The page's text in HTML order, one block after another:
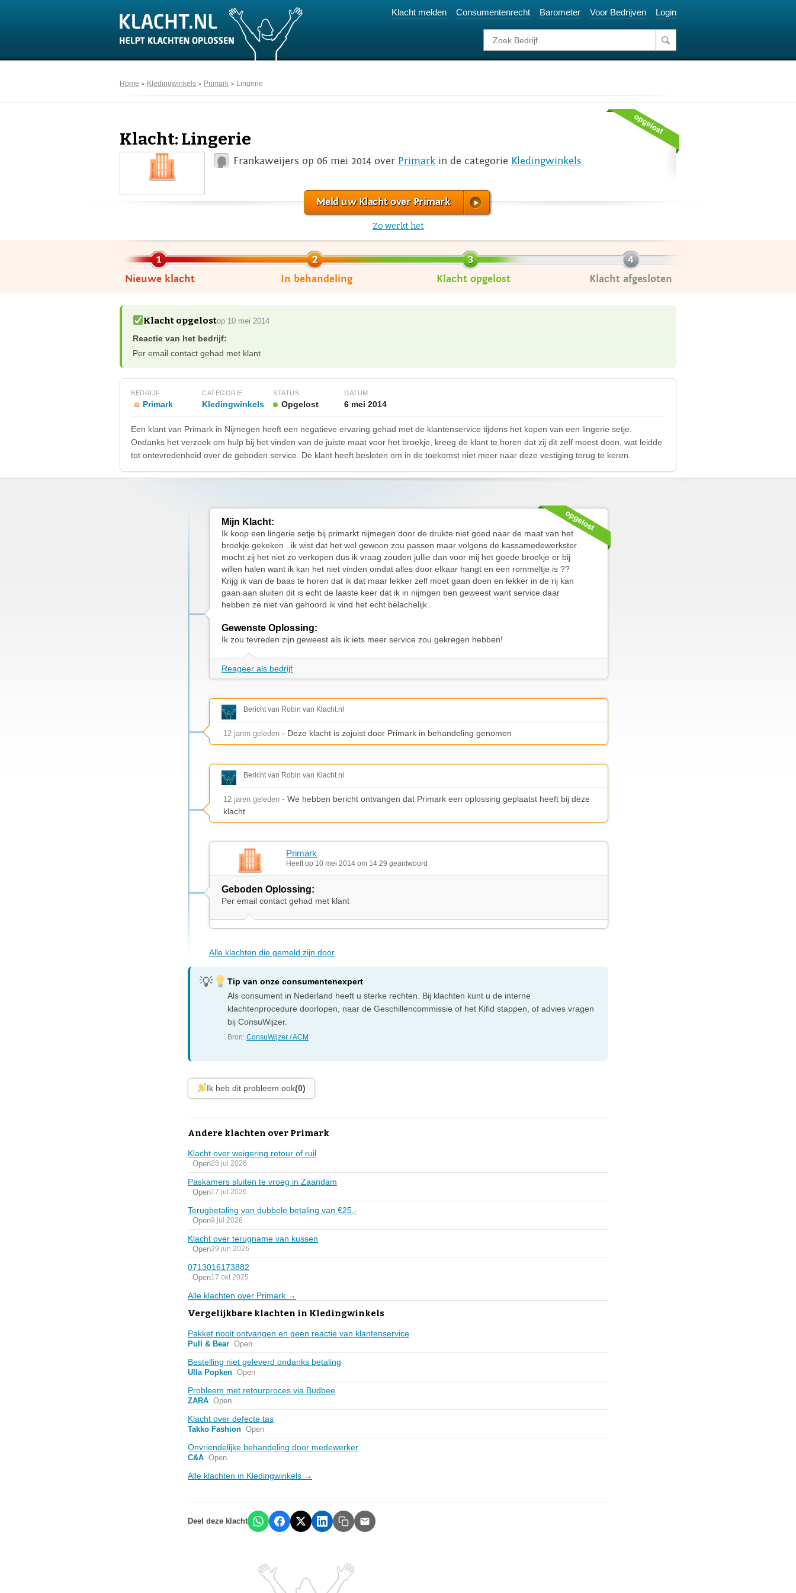
Klacht melden Consumentenrecht Barometer Voor Bedrijven Login
Home Kledingwinkels Primark Lingerie
Klacht: Lingerie
Frankaweijers op 06 mei 2014 over Primark in de categorie Kledingwinkels
Meld uw Klacht over Primark
Zo werkt het
Nieuwe klacht In behandeling Klacht opgelost Klacht afgesloten
Klacht opgelostop 10 mei 2014
Reactie van het bedrijf:
Per email contact gehad met klant
BEDRIJF
Primark
CATEGORIE
Kledingwinkels
STATUS
Opgelost
DATUM
6 mei 2014
Een klant van Primark in Nijmegen heeft een negatieve ervaring gehad met de klantenservice tijdens het kopen van een lingerie setje.
Ondanks het verzoek om hulp bij het vinden van de juiste maat voor het broekje, kreeg de klant te horen dat zij dit zelf moest doen, wat leidde
tot ontevredenheid over de geboden service. De klant heeft besloten om in de toekomst niet meer naar deze vestiging terug te keren.
Mijn Klacht:
Ik koop een lingerie setje bij primarkt nijmegen door de drukte niet goed naar de maat van het
broekje gekeken ..ik wist dat het wel gewoon zou passen maar volgens de kassamedewerkster
mocht zij het niet zo verkopen dus ik vraag zouden jullie dan voor mij het goede broekje er bij
willen halen want ik kan het niet vinden omdat alles door elkaar hangt en een rommeltje is ??
Krijg ik van de baas te horen dat ik dat maar lekker zelf moet gaan doen en lekker in de rij kan
gaan aan sluiten dit is echt de laaste keer dat ik in nijmgen ben geweest want service daar
hebben ze niet van gehoord ik vind het echt belachelijk .
Gewenste Oplossing:
Ik zou tevreden zijn geweest als ik iets meer service zou gekregen hebben!
Reageer als bedrijf
Bericht van Robin van Klacht.nl
12 jaren geleden - Deze klacht is zojuist door Primark in behandeling genomen
Bericht van Robin van Klacht.nl
12 jaren geleden - We hebben bericht ontvangen dat Primark een oplossing geplaatst heeft bij deze
klacht
Primark
Heeft op 10 mei 2014 om 14:29 geantwoord
Geboden Oplossing:
Per email contact gehad met klant
Alle klachten die gemeld zijn door
Tip van onze consumentenexpert
Als consument in Nederland heeft u sterke rechten. Bij klachten kunt u de interne
klachtenprocedure doorlopen, naar de Geschillencommissie of het Kifid stappen, of advies vragen
bij ConsuWijzer.
Bron:ConsuWijzer / ACM
Ik heb dit probleem ook(0)
Andere klachten over Primark
Klacht over weigering retour of ruil
Open28 jul 2026
Paskamers sluiten te vroeg in Zaandam
Open17 jul 2026
Terugbetaling van dubbele betaling van €25,-
Open9 jul 2026
Klacht over terugname van kussen
Open29 jun 2026
0713016173882
Open17 okt 2025
Alle klachten over Primark →
Vergelijkbare klachten in Kledingwinkels
Pakket nooit ontvangen en geen reactie van klantenservice
Pull & Bear Open
Bestelling niet geleverd ondanks betaling
Ulla Popken Open
Probleem met retourproces via Budbee
ZARA Open
Klacht over defecte tas
Takko Fashion Open
Onvriendelijke behandeling door medewerker
C&A Open
Alle klachten in Kledingwinkels →
Deel deze klacht